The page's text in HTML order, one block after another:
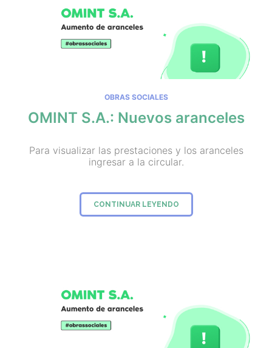
OBRAS SOCIALES
OMINT S.A.: Nuevos aranceles
Para visualizar las prestaciones y los aranceles
ingresar a la circular.
CONTINUAR LEYENDO